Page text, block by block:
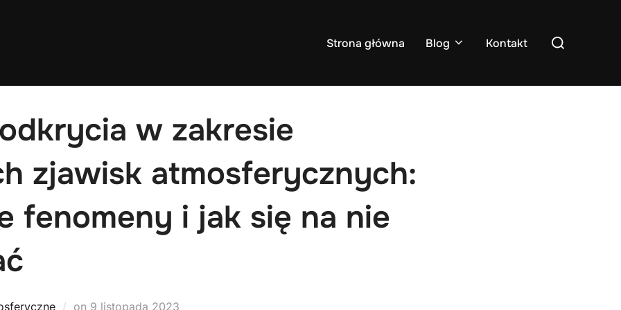
Strona główna Blog Kontakt
Search
w zakresie
zjawisk atmosferycznych:
fenomeny i jak się na nie
on Posted
9 listopada 2023